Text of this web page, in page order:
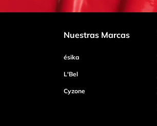
Nuestras Marcas
ésika
L'Bel
Cyzone